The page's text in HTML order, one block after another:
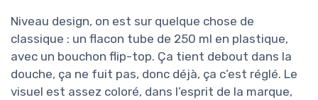
Niveau design, on est sur quelque chose de
classique : un flacon tube de 250 ml en plastique,
avec un bouchon flip-top. Ça tient debout dans la
douche, ça ne fuit pas, donc déjà, ça c’est réglé. Le
visuel est assez coloré, dans l’esprit de la marque,